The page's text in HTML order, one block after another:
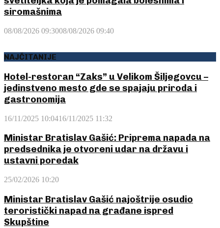
siromašnima
08/08/2026 09:3008/08/2026 09:40
NAJČITANIJE
Hotel-restoran “Zaks” u Velikom Šiljegovcu –
jedinstveno mesto gde se spajaju priroda i
gastronomija
16/11/2025 10:0416/11/2025 11:32
Ministar Bratislav Gašić: Priprema napada na
predsednika je otvoreni udar na državu i
ustavni poredak
25/02/2026 10:20
Ministar Bratislav Gašić najoštrije osudio
teroristički napad na građane ispred
Skupštine